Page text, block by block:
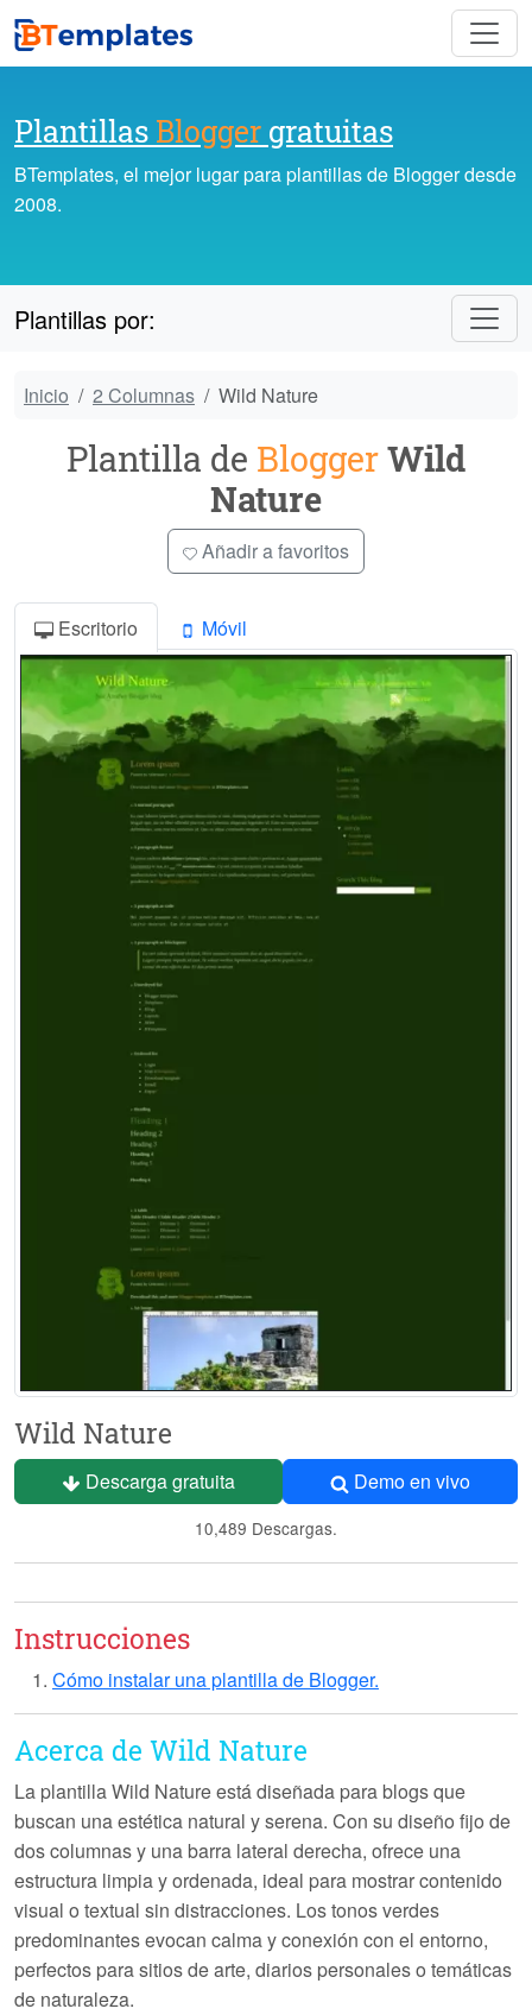
Plantillas Blogger gratuitas
BTemplates, el mejor lugar para plantillas de Blogger desde
2008.
Plantillas por:
Inicio 2 Columnas Wild Nature
Plantilla de BloggerWild
Nature
Añadir a favoritos
Wild Nature
Descarga gratuita Demo en vivo
10,489 Descargas.
Escritorio Móvil
Instrucciones
Cómo instalar una plantilla de Blogger.
Acerca de Wild Nature
La plantillaWild Natureestá diseñada para blogs que
buscan una estética natural y serena. Con su diseño fijo de
dos columnas y una barra lateral derecha, ofrece una
estructura limpia y ordenada, ideal para mostrar contenido
visual o textual sin distracciones. Los tonos verdes
predominantes evocan calma y conexión con el entorno,
perfectos para sitios de arte, diarios personales o temáticas
de naturaleza.